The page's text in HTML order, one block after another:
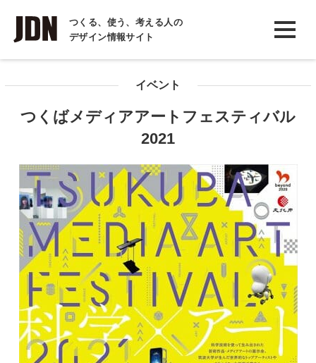
つくる、使う、考える人の
デザイン情報サイト
INTERVIEW
インタビュー
イベント
つくばメディアアートフェスティバル
2021